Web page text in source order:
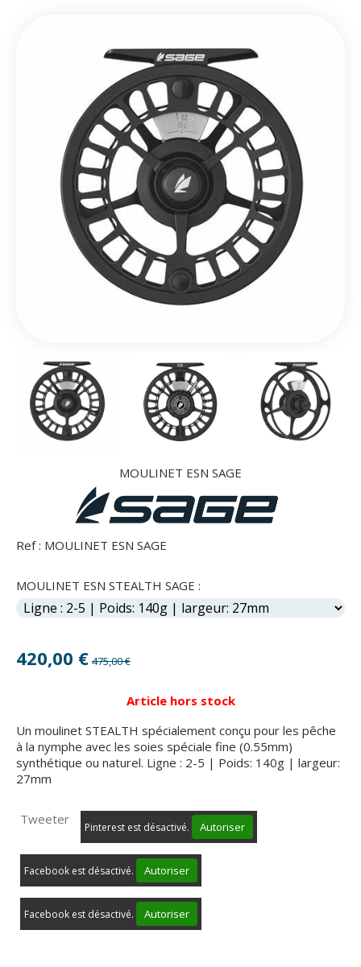
MOULINET ESN SAGE
Ref : MOULINET ESN SAGE
MOULINET ESN STEALTH SAGE :
420,00 € 475,00 €
Article hors stock
Un moulinet STEALTH spécialement conçu pour les pêche
à la nymphe avec les soies spéciale fine (0.55mm)
synthétique ou naturel. Ligne : 2-5 | Poids: 140g | largeur:
27mm
Tweeter
Pinterest est désactivé. Autoriser
Facebook est désactivé. Autoriser
Facebook est désactivé. Autoriser